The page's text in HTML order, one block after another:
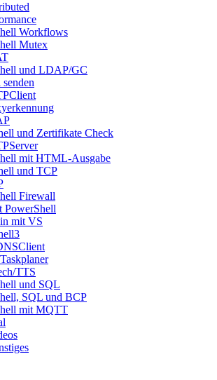
Workflows
Mutex
und LDAP/GC
und Zertifikate Check
mit HTML-Ausgabe
und TCP
Firewall
PowerShell
mit VS
TTS
und SQL
SQL und BCP
mit MQTT